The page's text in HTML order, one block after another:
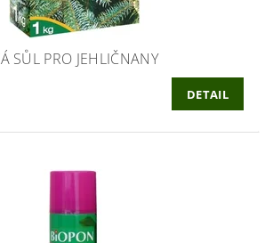
SŮL PRO JEHLIČNANY
DETAIL